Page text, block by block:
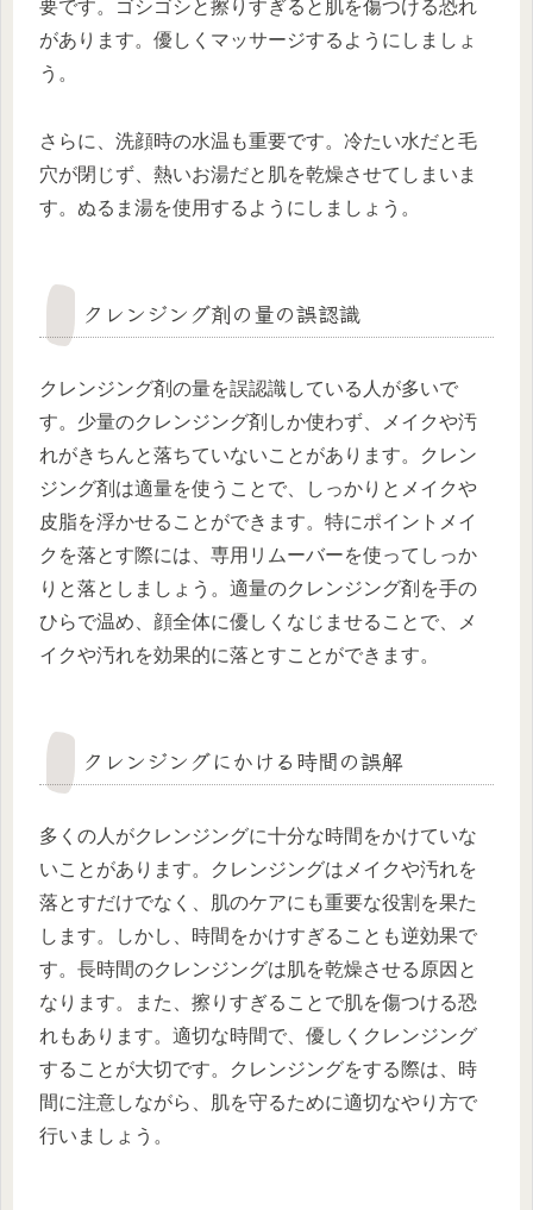
要です。ゴシゴシと擦りすぎると肌を傷つける恐れ
があります。優しくマッサージするようにしましょ
う。
さらに、洗顔時の水温も重要です。冷たい水だと毛
穴が閉じず、熱いお湯だと肌を乾燥させてしまいま
す。ぬるま湯を使用するようにしましょう。
クレンジング剤の量の誤認識
クレンジング剤の量を誤認識している人が多いで
す。少量のクレンジング剤しか使わず、メイクや汚
れがきちんと落ちていないことがあります。クレン
ジング剤は適量を使うことで、しっかりとメイクや
皮脂を浮かせることができます。特にポイントメイ
クを落とす際には、専用リムーバーを使ってしっか
りと落としましょう。適量のクレンジング剤を手の
ひらで温め、顔全体に優しくなじませることで、メ
イクや汚れを効果的に落とすことができます。
クレンジングにかける時間の誤解
多くの人がクレンジングに十分な時間をかけていな
いことがあります。クレンジングはメイクや汚れを
落とすだけでなく、肌のケアにも重要な役割を果た
します。しかし、時間をかけすぎることも逆効果で
す。長時間のクレンジングは肌を乾燥させる原因と
なります。また、擦りすぎることで肌を傷つける恐
れもあります。適切な時間で、優しくクレンジング
することが大切です。クレンジングをする際は、時
間に注意しながら、肌を守るために適切なやり方で
行いましょう。